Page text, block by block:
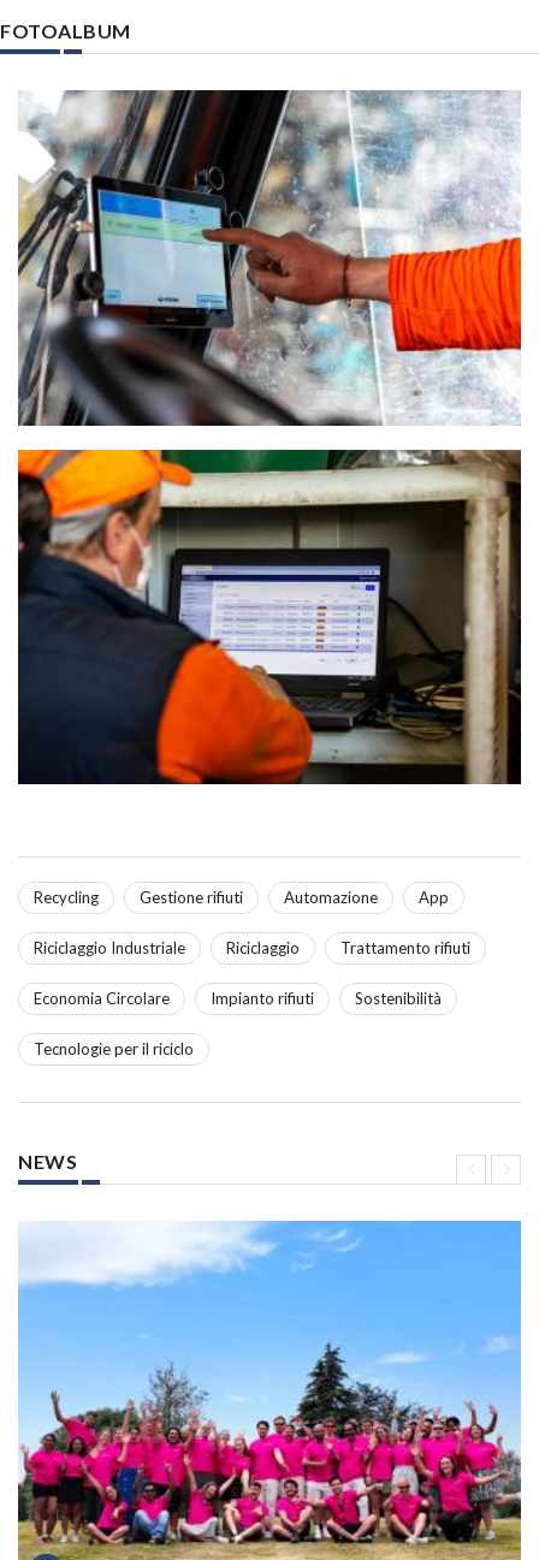
FOTOALBUM
Recycling Gestione rifiuti Automazione App
Riciclaggio Industriale Riciclaggio Trattamento rifiuti
Economia Circolare Impianto rifiuti Sostenibilità
Tecnologie per il riciclo
NEWS